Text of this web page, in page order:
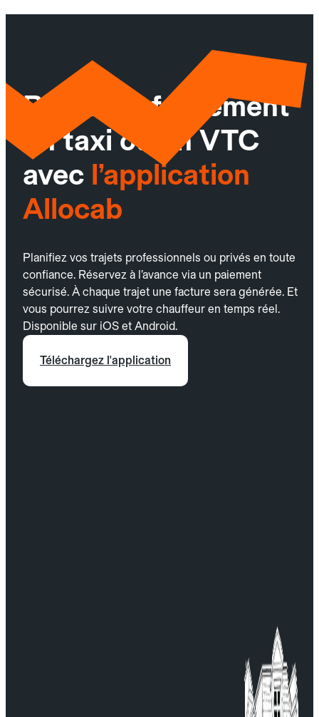
Réservez facilement
un taxi ou un VTC
avec l’application
Allocab
Planifiez vos trajets professionnels ou privés en toute
confiance. Réservez à l’avance via un paiement
sécurisé. À chaque trajet une facture sera générée. Et
vous pourrez suivre votre chauffeur en temps réel.
Disponible sur iOS et Android.
Téléchargez l'application